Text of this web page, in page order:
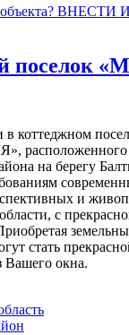
объекта?
поселок
в коттеджном
на берегу
и
с
стать
Вашего окна.